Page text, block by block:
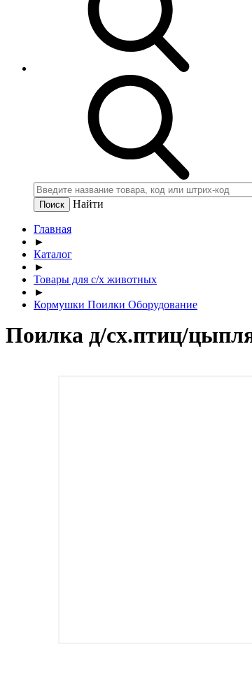
Найти
Главная
►
Каталог
►
Товары для с/х животных
►
Кормушки Поилки Оборудование
Поилка д/сх.птиц/